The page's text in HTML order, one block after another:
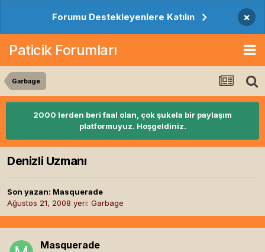
Forumu Destekleyenlere Katılın ×
Paticik Forumları
Garbage
2000 lerden beri faal olan, çok şukela bir paylaşım
platformuyuz. Hoşgeldiniz.
Denizli Uzmanı
Son yazan: Masquerade
Ağustos 21, 2008 yeri: Garbage
Masquerade